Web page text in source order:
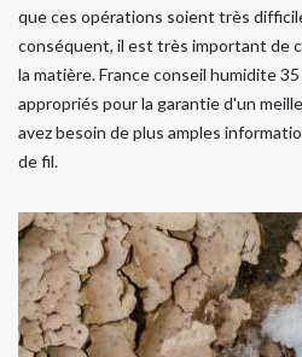
que ces opérations soient très
conséquent, il est très important de
la matière. France conseil humidite
appropriés pour la garantie d'un
avez besoin de plus amples
de fil.